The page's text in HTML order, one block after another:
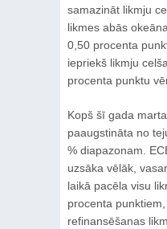
samazināt likmju
likmes abās
0,50 procenta
iepriekš likmju
procenta punktu
Kopš šī gada
paaugstināta no
% diapazonam.
uzsāka vēlāk,
laikā pacēla visu
procenta
refinansēšanas